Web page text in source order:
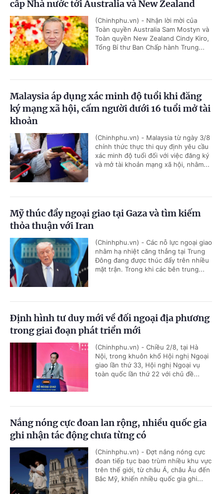
cấp Nhà nước tới Australia và New Zealand
(Chinhphu.vn) - Nhận lời mời của
Toàn quyền Australia Sam Mostyn và
Toàn quyền New Zealand Cindy Kiro,
Tổng Bí thư Ban Chấp hành Trung...
Malaysia áp dụng xác minh độ tuổi khi đăng
ký mạng xã hội, cấm người dưới 16 tuổi mở tài
khoản
(Chinhphu.vn) - Malaysia từ ngày 3/8
chính thức thực thi quy định yêu cầu
xác minh độ tuổi đối với việc đăng ký
và mở tài khoản mạng xã hội, nhằm...
Mỹ thúc đẩy ngoại giao tại Gaza và tìm kiếm
thỏa thuận với Iran
(Chinhphu.vn) - Các nỗ lực ngoại giao
nhằm hạ nhiệt căng thẳng tại Trung
Đông đang được thúc đẩy trên nhiều
mặt trận. Trong khi các bên trung...
Định hình tư duy mới về đối ngoại địa phương
trong giai đoạn phát triển mới
(Chinhphu.vn) - Chiều 2/8, tại Hà
Nội, trong khuôn khổ Hội nghị Ngoại
giao lần thứ 33, Hội nghị Ngoại vụ
toàn quốc lần thứ 22 với chủ đề...
Nắng nóng cực đoan lan rộng, nhiều quốc gia
ghi nhận tác động chưa từng có
(Chinhphu.vn) - Đợt nắng nóng cực
đoan tiếp tục bao trùm nhiều khu vực
trên thế giới, từ châu Á, châu Âu đến
Bắc Mỹ, khiến nhiều quốc gia ghi...